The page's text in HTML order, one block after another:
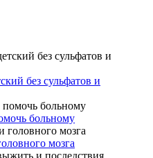
без сульфатов и
больному
мозга